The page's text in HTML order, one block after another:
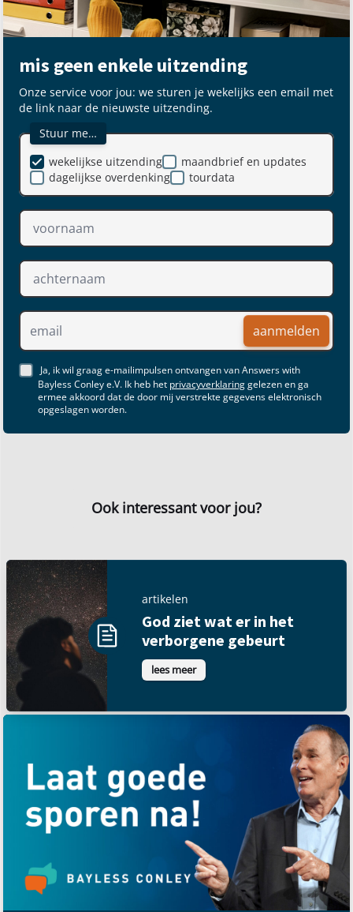
mis geen enkele uitzending
Onze service voor jou: we sturen je wekelijks een email met
de link naar de nieuwste uitzending.
Stuur me…
maandbrief en updates
dagelijkse overdenking
wekelijkse uitzending
tourdata
aanmelden
Ja, ik wil graag e-mailimpulsen ontvangen van Answers with
Bayless Conley e.V. Ik heb het privacyverklaringgelezen en ga
ermee akkoord dat de door mij verstrekte gegevens elektronisch
opgeslagen worden.
Ook interessant voor jou?
artikelen
God ziet wat er in het
verborgene gebeurt
lees meer